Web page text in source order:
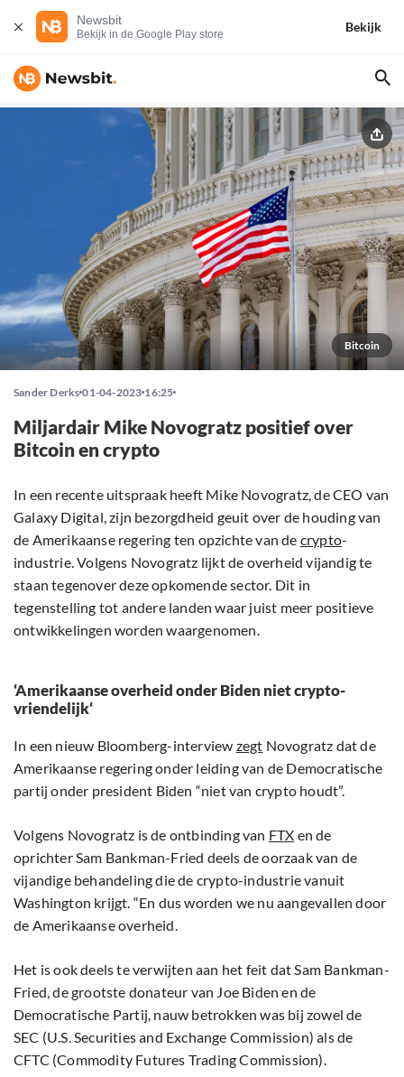
Newsbit
Bekijk in de Google Play store
Bekijk
Bitcoin
Sander Derks 01-04-2023 16:25
Miljardair Mike Novogratz positief over
Bitcoin en crypto
In een recente uitspraak heeft Mike Novogratz, de CEO van
Galaxy Digital, zijn bezorgdheid geuit over de houding van
de Amerikaanse regering ten opzichte van de crypto-
industrie. Volgens Novogratz lijkt de overheid vijandig te
staan tegenover deze opkomende sector. Dit in
tegenstelling tot andere landen waar juist meer positieve
ontwikkelingen worden waargenomen.
‘Amerikaanse overheid onder Biden niet crypto-
vriendelijk‘
In een nieuw Bloomberg-interview zegt Novogratz dat de
Amerikaanse regering onder leiding van de Democratische
partij onder president Biden “niet van crypto houdt”.
Volgens Novogratz is de ontbinding van FTX en de
oprichter Sam Bankman-Fried deels de oorzaak van de
vijandige behandeling die de crypto-industrie vanuit
Washington krijgt. “En dus worden we nu aangevallen door
de Amerikaanse overheid.
Het is ook deels te verwijten aan het feit dat Sam Bankman-
Fried, de grootste donateur van Joe Biden en de
Democratische Partij, nauw betrokken was bij zowel de
SEC (U.S. Securities and Exchange Commission) als de
CFTC (Commodity Futures Trading Commission).